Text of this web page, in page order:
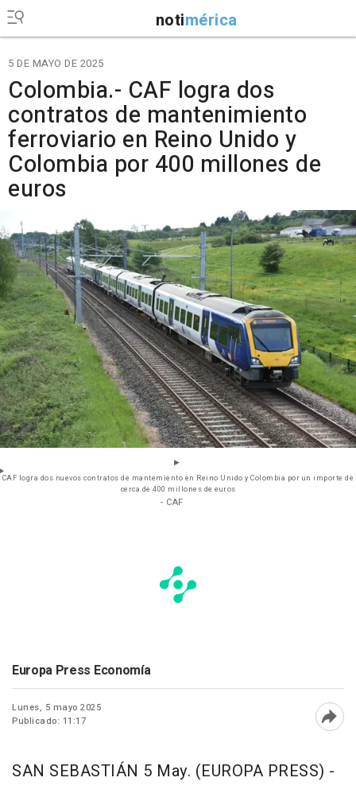
notimérica
5 DE MAYO DE 2025
Colombia.- CAF logra dos
contratos de mantenimiento
ferroviario en Reino Unido y
Colombia por 400 millones de
euros
CAF logra dos nuevos contratos de mantemiento en Reino Unido y Colombia por un importe de
cerca de 400 millones de euros
- CAF
Europa Press Economía
Lunes, 5 mayo 2025
Publicado: 11:17
SAN SEBASTIÁN 5 May. (EUROPA PRESS) -